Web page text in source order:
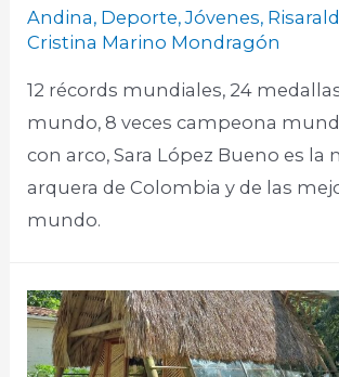
Andina, Deporte,Jóvenes,
Cristina Marino Mondragón
12 récords mundiales, 24
mundo, 8 veces campeona
con arco, Sara López Bueno es la
arquera de Colombia y de las
mundo.​